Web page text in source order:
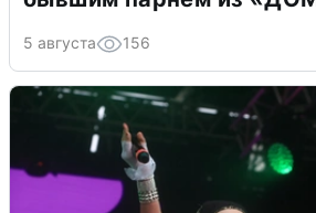
5 августа 156